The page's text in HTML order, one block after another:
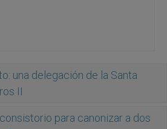
una delegación de la Santa
II
para canonizar a dos